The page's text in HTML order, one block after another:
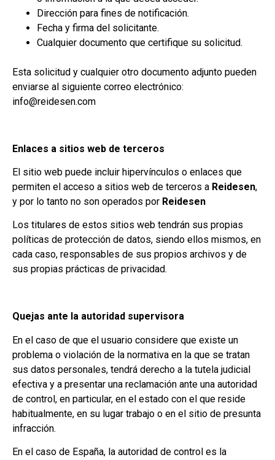
Dirección para fines de notificación.
Fecha y firma del solicitante.
Cualquier documento que certifique su solicitud.
Esta solicitud y cualquier otro documento adjunto pueden
enviarse al siguiente correo electrónico:
info@reidesen.com
Enlaces a sitios web de terceros
El sitio web puede incluir hipervínculos o enlaces que
permiten el acceso a sitios web de terceros a Reidesen,
y por lo tanto no son operados por Reidesen
Los titulares de estos sitios web tendrán sus propias
políticas de protección de datos, siendo ellos mismos, en
cada caso, responsables de sus propios archivos y de
sus propias prácticas de privacidad.
Quejas ante la autoridad supervisora
En el caso de que el usuario considere que existe un
problema o violación de la normativa en la que se tratan
sus datos personales, tendrá derecho a la tutela judicial
efectiva y a presentar una reclamación ante una autoridad
de control, en particular, en el estado con el que reside
habitualmente, en su lugar trabajo o en el sitio de presunta
infracción.
En el caso de España, la autoridad de control es la